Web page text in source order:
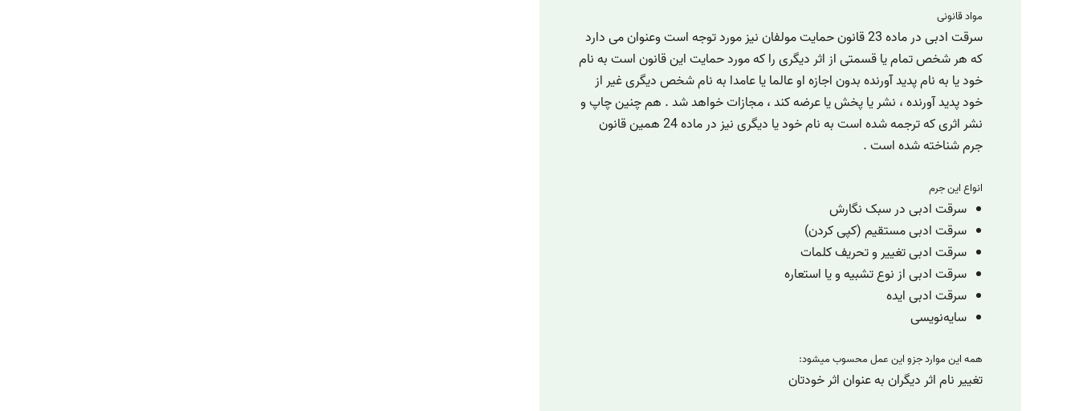
مواد قانونی
سرقت ادبی در ماده 23 قانون حمایت مولفان نیز مورد توجه است وعنوان می دارد
که هر شخص تمام یا قسمتی از اثر دیگری را که مورد حمایت این قانون است به نام
خود یا به نام پدید آورنده بدون اجازه او عالما یا عامدا به نام شخص دیگری غیر از
خود پدید آورنده ، نشر یا پخش یا عرضه کند ، مجازات خواهد شد . هم چنین چاپ و
نشر اثری که ترجمه شده است به نام خود یا دیگری نیز در ماده 24 همین قانون
جرم شناخته شده است .
انواع این جرم
سرقت ادبی در سبک نگارش
سرقت ادبی مستقیم (کپی کردن)
سرقت ادبی تغییر و تحریف کلمات
سرقت ادبی از نوع تشبیه و یا استعاره
سرقت ادبی ایده
سایه‌نویسی
همه این موارد جزو این عمل محسوب میشود:
تغییر نام اثر دیگران به عنوان اثر خودتان